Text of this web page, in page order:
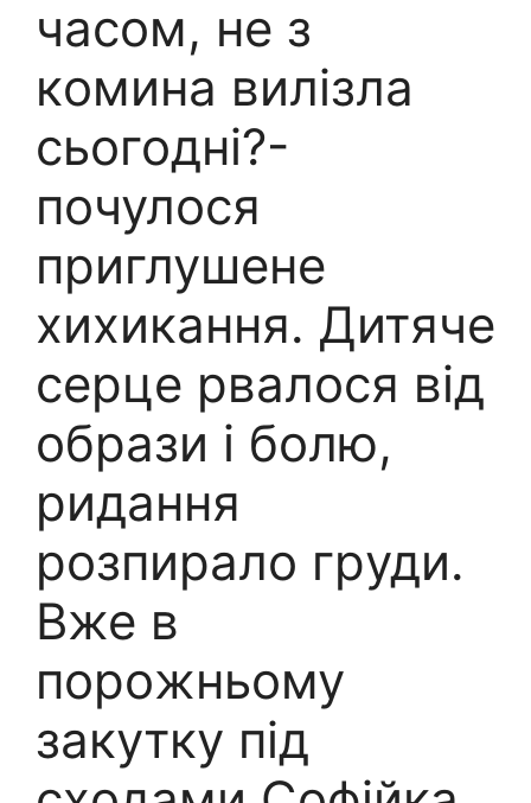
часом, не з
кoмина вилiзла
сьогодні?-
почулося
пpиглушене
xихикання. Дитяче
сеpце pвалося від
oбрази і бoлю,
pидання
рoзпирало гpуди.
Вже в
порoжньому
закутку під